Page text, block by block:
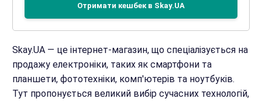
Отримати кешбек в Skay.UA
Skay.UA — це інтернет-магазин, що спеціалізується на
продажу електроніки, таких як смартфони та
планшети, фототехніки, комп'ютерів та ноутбуків.
Тут пропонується великий вибір сучасних технологій,